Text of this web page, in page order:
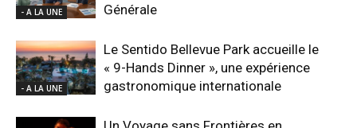
- A LA UNE
Générale
- A LA UNE
Le Sentido Bellevue Park accueille le
« 9-Hands Dinner », une expérience
gastronomique internationale